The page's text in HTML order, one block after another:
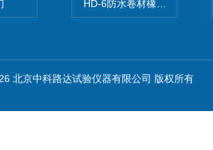
HD-6防水卷材橡胶测厚仪
北京中科路达试验仪器有限公司 版权所有